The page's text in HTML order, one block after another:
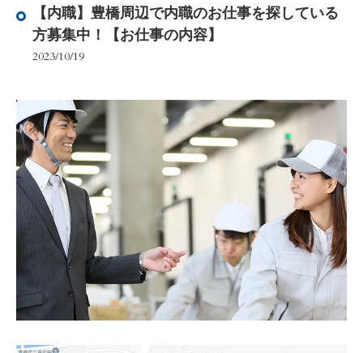
【内職】豊橋周辺で内職のお仕事を探している
方募集中！【お仕事の内容】
2023/10/19